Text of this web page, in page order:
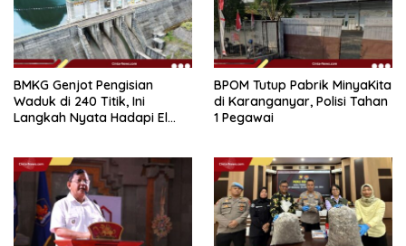
BMKG Genjot Pengisian
Waduk di 240 Titik, Ini
Langkah Nyata Hadapi El
BPOM Tutup Pabrik MinyaKita
di Karanganyar, Polisi Tahan
1 Pegawai